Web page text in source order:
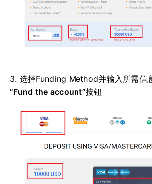
3. 选择Funding Method并输入所需信
“Fund the account”按钮